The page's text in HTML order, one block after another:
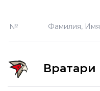
№ Фамилия, Имя
Вратари